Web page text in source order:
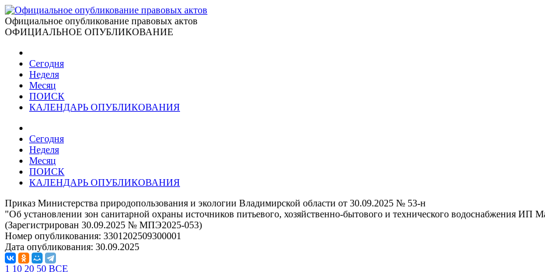
Официальное опубликование правовых актов
ОФИЦИАЛЬНОЕ ОПУБЛИКОВАНИЕ
Сегодня
Неделя
Месяц
ПОИСК
КАЛЕНДАРЬ ОПУБЛИКОВАНИЯ
Сегодня
Неделя
Месяц
ПОИСК
КАЛЕНДАРЬ ОПУБЛИКОВАНИЯ
Приказ Министерства природопользования и экологии Владимирской области от 30.09.2025 № 53-н
"Об установлении зон санитарной охраны источников питьевого, хозяйственно-бытового и технического водоснабжения ИП
(Зарегистрирован 30.09.2025 № МПЭ2025-053)
Номер опубликования: 3301202509300001
Дата опубликования: 30.09.2025
1 10 20 50 ВСЕ